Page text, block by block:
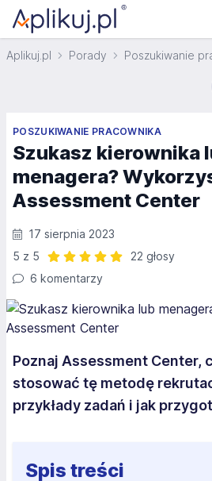
Aplikuj.pl Porady Poszukiwanie
POSZUKIWANIE PRACOWNIKA
Szukasz kierownika
menagera?
Assessment Center
17 sierpnia 2023
5 z 5
22 głosy
6 komentarzy
Poznaj Assessment Center,
stosować tę metodę
przykłady zadań i jak
Spis treści